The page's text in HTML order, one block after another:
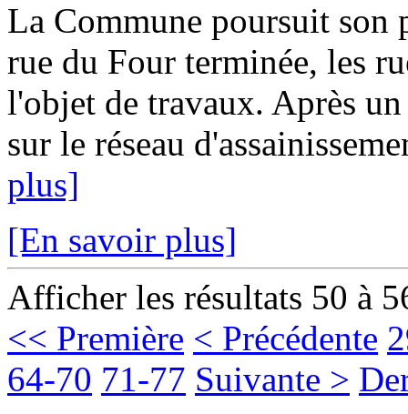
La Commune poursuit
rue du Four terminée, les
l'objet de travaux. Après un
sur le réseau
plus]
[En savoir plus]
Afficher les résultats 50 à
<< Première < Précédente
64-70 71-77 Suivante >